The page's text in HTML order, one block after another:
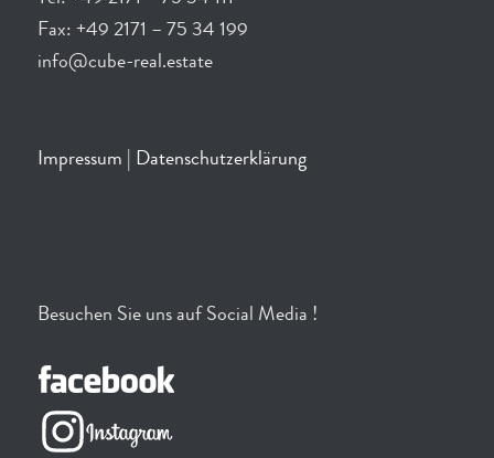
Fax: +49 2171 – 75 34 199
info@cube-real.estate
Impressum Datenschutzerklärung
Besuchen Sie uns auf Social Media !